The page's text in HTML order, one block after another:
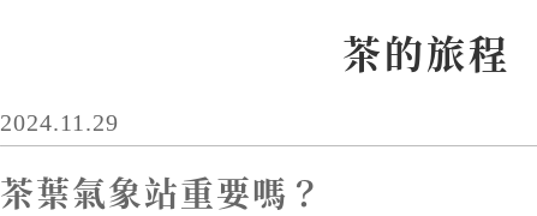
茶的旅程
2024.11.29
茶葉氣象站重要嗎？